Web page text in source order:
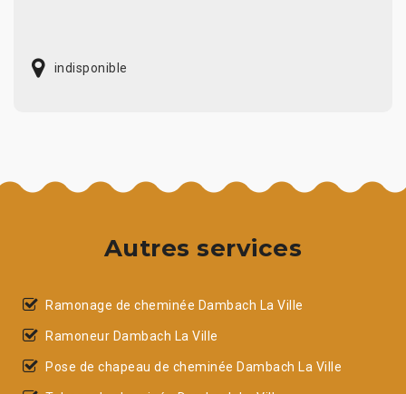
indisponible
Autres services
Ramonage de cheminée Dambach La Ville
Ramoneur Dambach La Ville
Pose de chapeau de cheminée Dambach La Ville